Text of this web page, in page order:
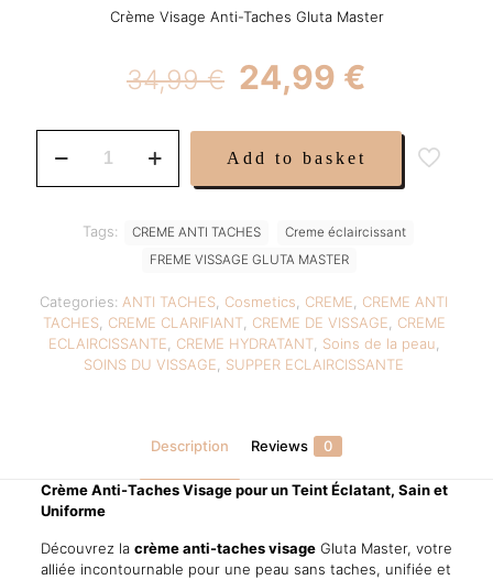
Crème Visage Anti-Taches Gluta Master
34,99€ Original
price
was:
34,99 €.
24,99 €
is:
24,99 €.
Visage
Éclaircissante
Sans
Parabène
Add to basket
Categories: ANTI TACHES Cosmetics CREME
CREME ANTI
TACHES, CREME CLARIFIANT, CREME DE VISSAGE
CREME
ECLAIRCISSANTE
CREME HYDRATANT, Soins de la peau
SOINS DU VISSAGE
SUPPER ECLAIRCISSANTE
Tags: CREME ANTI TACHES
Creme éclaircissant
FREME VISSAGE GLUTA MASTER
Description Reviews 0
Crème Anti-Taches Visage pour un Teint Éclatant, Sain et
Uniforme
Découvrez la crème anti-taches visageGluta Master, votre
alliée incontournable pour une peau sans taches, unifiée et